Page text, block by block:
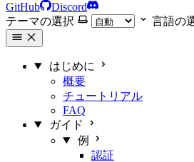
GitHub
Discord
テーマの選択
言語の
はじめに
概要
チュートリアル
FAQ
ガイド
例
認証